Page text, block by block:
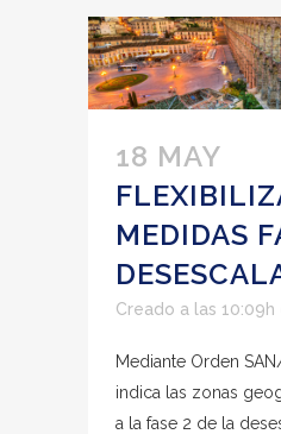
18 MAY
MEDIDAS
Creado a las 10:09h
Mediante Orden
indica las zonas
a la fase 2 de la